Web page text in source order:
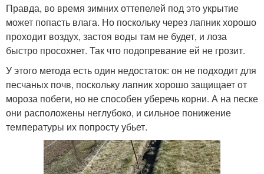
Правда, во время зимних оттепелей под это укрытие
может попасть влага. Но поскольку через лапник хорошо
проходит воздух, застоя воды там не будет, и лоза
быстро просохнет. Так что подопревание ей не грозит.
У этого метода есть один недостаток: он не подходит для
песчаных почв, поскольку лапник хорошо защищает от
мороза побеги, но не способен уберечь корни. А на песке
они расположены неглубоко, и сильное понижение
температуры их попросту убьет.